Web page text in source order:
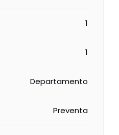
1
1
Departamento
Preventa